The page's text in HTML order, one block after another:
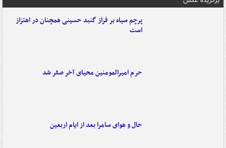
پرچم سیاه بر فراز گنبد حسینی همچنان در اهتزاز
است
حرم امیرالمومنین محیای آخر صفر شد
حال و هوای سامرا بعد از ایام اربعین